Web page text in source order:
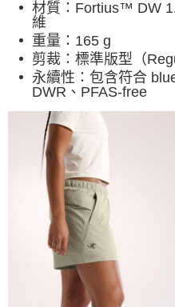
材質： Fortius™ DW
維
重量：165 g
剪裁：標準版型（
永續性： 包含符合
DWR、PFAS-free